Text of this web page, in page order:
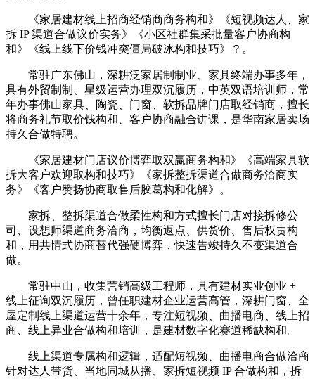
《家居建材线上招商经销商商务构和》《短视频达人、家
拆 IP 渠道合做议价实务》《小区社群集采批量客户协商构
和》《线上线下价钱冲突僵局破冰构和技巧》？。
常驻广东佛山，深耕泛家居制制业、家具终端办事多年，
具有外贸制制、星级运营办理双沉履历，中英双语培训师，常
年办事佛山家具、陶瓷、门窗、软拆品牌门店取经销商，擅长
将商务礼节取价钱构和、客户协商融合讲课，是华南家居卖场
持久合做特聘。
《家居建材门店议价博弈取双赢商务构和》《高端家具软
拆大客户欢迎取构和技巧》《家拆整拆渠道合做商务洽商实
务》《客户赞扬协商取售后胶葛构和化解》。
家拆、整拆渠道合做柔性构和方式擅长门店对接拆修公
司、设想师渠道商务洽商，均衡返点、供货价、售后权责构
和，用共情式协商替代强硬博弈，快速告竣持久不变渠道合
做。
常驻中山，收集营销高级工程师，具有建材实业创业 +
线上征询双沉履历，曾任职建材企业运营高管，深耕门窗、全
屋定制线上渠道运营十余年，专注短视频、曲播电商、线上招
商、线上异业合做构和培训，是建材数字化赛道稀缺构和。
线上渠道专属构和逻辑，适配短视频、曲播电商合做洽商
针对达人带货、当地同城从播、家拆短视频 IP 合做构和，拆